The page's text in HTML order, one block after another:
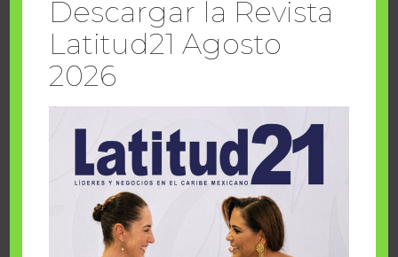
Cuando la solidaridad inspira; cumplen
sueños Fairmont Mayakoba y Make-A-Wish
Descargar la Revista
Latitud21 Agosto
2026